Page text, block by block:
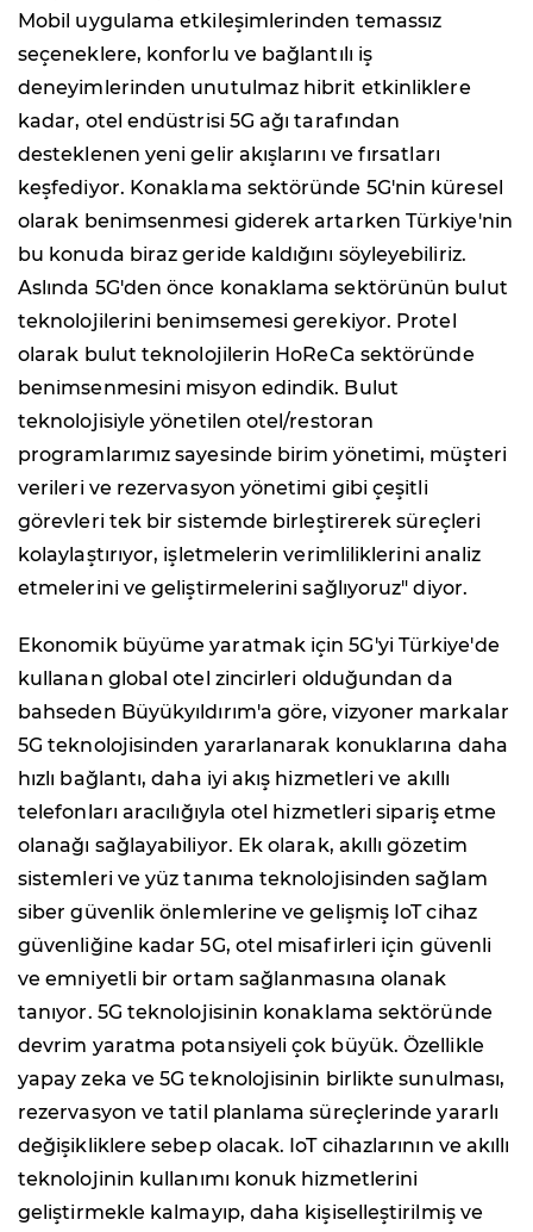
Mobil uygulama etkileşimlerinden temassız
seçeneklere, konforlu ve bağlantılı iş
deneyimlerinden unutulmaz hibrit etkinliklere
kadar, otel endüstrisi 5G ağı tarafından
desteklenen yeni gelir akışlarını ve fırsatları
keşfediyor. Konaklama sektöründe 5G'nin küresel
olarak benimsenmesi giderek artarken Türkiye'nin
bu konuda biraz geride kaldığını söyleyebiliriz.
Aslında 5G'den önce konaklama sektörünün bulut
teknolojilerini benimsemesi gerekiyor. Protel
olarak bulut teknolojilerin HoReCa sektöründe
benimsenmesini misyon edindik. Bulut
teknolojisiyle yönetilen otel/restoran
programlarımız sayesinde birim yönetimi, müşteri
verileri ve rezervasyon yönetimi gibi çeşitli
görevleri tek bir sistemde birleştirerek süreçleri
kolaylaştırıyor, işletmelerin verimliliklerini analiz
etmelerini ve geliştirmelerini sağlıyoruz" diyor.
Ekonomik büyüme yaratmak için 5G'yi Türkiye'de
kullanan global otel zincirleri olduğundan da
bahseden Büyükyıldırım'a göre, vizyoner markalar
5G teknolojisinden yararlanarak konuklarına daha
hızlı bağlantı, daha iyi akış hizmetleri ve akıllı
telefonları aracılığıyla otel hizmetleri sipariş etme
olanağı sağlayabiliyor. Ek olarak, akıllı gözetim
sistemleri ve yüz tanıma teknolojisinden sağlam
siber güvenlik önlemlerine ve gelişmiş IoT cihaz
güvenliğine kadar 5G, otel misafirleri için güvenli
ve emniyetli bir ortam sağlanmasına olanak
tanıyor. 5G teknolojisinin konaklama sektöründe
devrim yaratma potansiyeli çok büyük. Özellikle
yapay zeka ve 5G teknolojisinin birlikte sunulması,
rezervasyon ve tatil planlama süreçlerinde yararlı
değişikliklere sebep olacak. IoT cihazlarının ve akıllı
teknolojinin kullanımı konuk hizmetlerini
geliştirmekle kalmayıp, daha kişiselleştirilmiş ve